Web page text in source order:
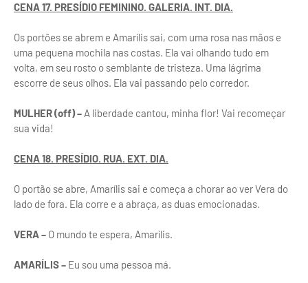
CENA 17. PRESÍDIO FEMININO. GALERIA. INT. DIA.
Os portões se abrem e Amarílis sai, com uma rosa nas mãos e
uma pequena mochila nas costas. Ela vai olhando tudo em
volta, em seu rosto o semblante de tristeza. Uma lágrima
escorre de seus olhos. Ela vai passando pelo corredor.
MULHER (off) – A liberdade cantou, minha flor! Vai recomeçar
sua vida!
CENA 18. PRESÍDIO. RUA. EXT. DIA.
O portão se abre, Amarílis sai e começa a chorar ao ver Vera do
lado de fora. Ela corre e a abraça, as duas emocionadas.
VERA – O mundo te espera, Amarílis.
AMARÍLIS – Eu sou uma pessoa má.
Feito com porBlogspot| Distribuído por